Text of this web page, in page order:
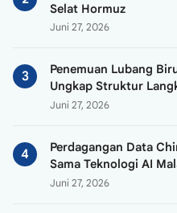
Selat Hormuz
Juni 27, 2026
Penemuan Lubang
Ungkap Struktur
Juni 27, 2026
Perdagangan Data
Sama Teknologi AI
Juni 27, 2026